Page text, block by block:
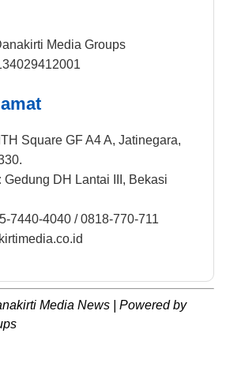
Media Groups
Square GF A4 A, Jatinegara,
Gedung DH Lantai III, Bekasi
7440-4040 / 0818-770-711
Media News | Powered by